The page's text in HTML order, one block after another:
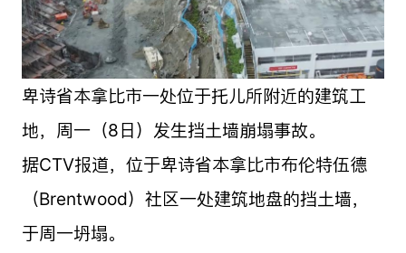
卑诗省本拿比市一处位于托儿所附近的建筑工
地，周一（8日）发生挡土墙崩塌事故。
据CTV报道，位于卑诗省本拿比市布伦特伍德
（Brentwood）社区一处建筑地盘的挡土墙，
于周一坍塌。